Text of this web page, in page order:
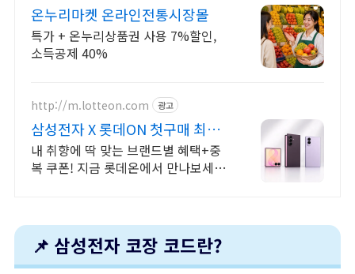
온누리마켓 온라인전통시장몰
특가 + 온누리상품권 사용 7%할인,
소득공제 40%
http://m.lotteon.com 광고
삼성전자 X 롯데ON 첫구매 최대
5천원 혜택!
내 취향에 딱 맞는 브랜드별 혜택+중
복 쿠폰! 지금 롯데온에서 만나보세
📌 삼성전자 코장 코드란?